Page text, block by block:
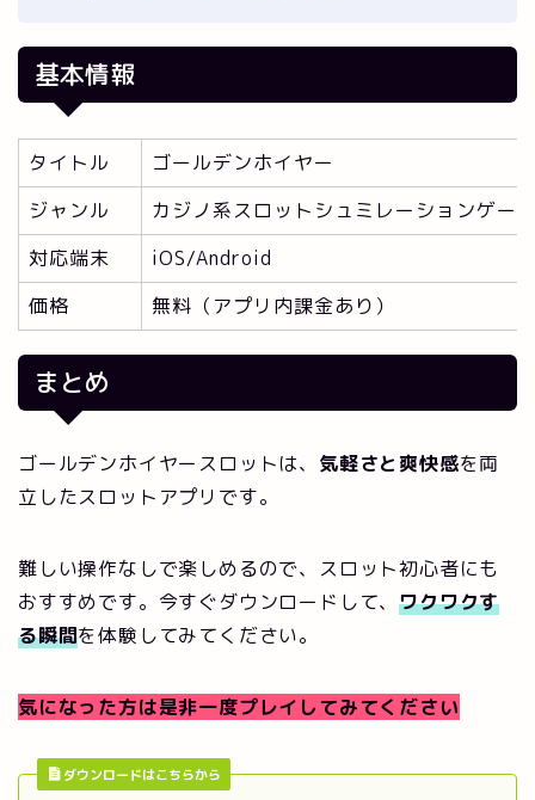
基本情報
タイトル
ゴールデンホイヤー
ジャンル
カジノ系スロットシュミレーションゲー
対応端末
iOS/Android
価格
無料（アプリ内課金あり）
まとめ
ゴールデンホイヤースロットは、 気軽さと爽快感を両
立したスロットアプリです。
難しい操作なしで楽しめるので、スロット初心者にも
おすすめです。今すぐダウンロードして、ワクワクす
る瞬間を体験してみてください。
気になった方は是非一度プレイしてみてください
ダウンロードはこちらから